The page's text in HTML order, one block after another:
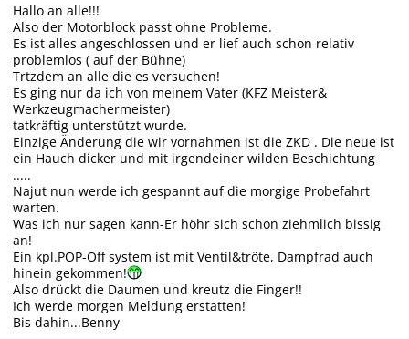
Hallo an alle!!!
Also der Motorblock passt ohne Probleme.
Es ist alles angeschlossen und er lief auch schon relativ
problemlos ( auf der Bühne)
Trtzdem an alle die es versuchen!
Es ging nur da ich von meinem Vater (KFZ Meister&
Werkzeugmachermeister)
tatkräftig unterstützt wurde.
Einzige Änderung die wir vornahmen ist die ZKD . Die neue ist
ein Hauch dicker und mit irgendeiner wilden Beschichtung
.....
Najut nun werde ich gespannt auf die morgige Probefahrt
warten.
Was ich nur sagen kann-Er höhr sich schon ziehmlich bissig
an!
Ein kpl.POP-Off system ist mit Ventil&tröte, Dampfrad auch
hinein gekommen!
Also drückt die Daumen und kreutz die Finger!!
Ich werde morgen Meldung erstatten!
Bis dahin...Benny